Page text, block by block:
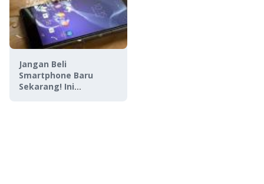
Jangan Beli
Smartphone Baru
Sekarang! Ini